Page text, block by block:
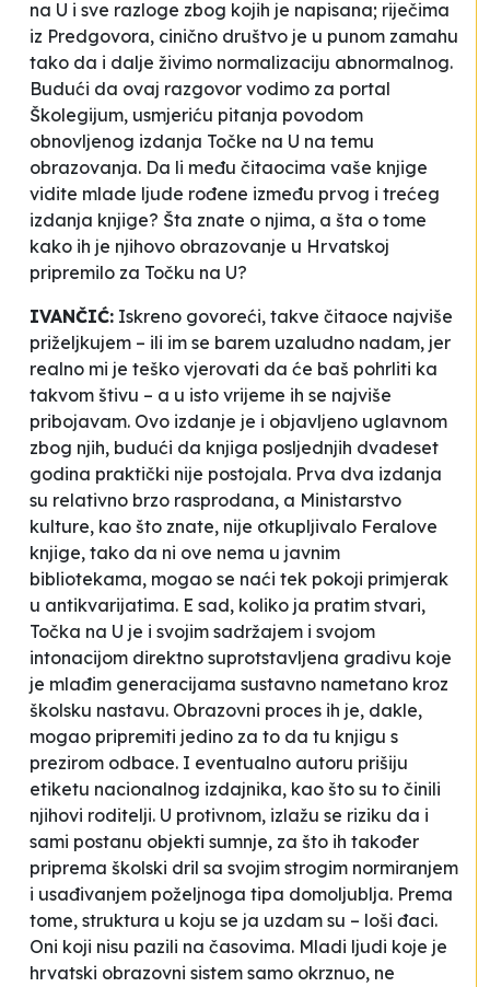
na U i sve razloge zbog kojih je napisana; riječima
iz Predgovora, cinično društvo je u punom zamahu
tako da i dalje živimo normalizaciju abnormalnog.
Budući da ovaj razgovor vodimo za portal
Školegijum, usmjeriću pitanja povodom
obnovljenog izdanja Točke na U na temu
obrazovanja. Da li među čitaocima vaše knjige
vidite mlade ljude rođene između prvog i trećeg
izdanja knjige? Šta znate o njima, a šta o tome
kako ih je njihovo obrazovanje u Hrvatskoj
pripremilo za Točku na U?
IVANČIĆ: Iskreno govoreći, takve čitaoce najviše
priželjkujem – ili im se barem uzaludno nadam, jer
realno mi je teško vjerovati da će baš pohrliti ka
takvom štivu – a u isto vrijeme ih se najviše
pribojavam. Ovo izdanje je i objavljeno uglavnom
zbog njih, budući da knjiga posljednjih dvadeset
godina praktički nije postojala. Prva dva izdanja
su relativno brzo rasprodana, a Ministarstvo
kulture, kao što znate, nije otkupljivalo Feralove
knjige, tako da ni ove nema u javnim
bibliotekama, mogao se naći tek pokoji primjerak
u antikvarijatima. E sad, koliko ja pratim stvari,
Točka na U je i svojim sadržajem i svojom
intonacijom direktno suprotstavljena gradivu koje
je mlađim generacijama sustavno nametano kroz
školsku nastavu. Obrazovni proces ih je, dakle,
mogao pripremiti jedino za to da tu knjigu s
prezirom odbace. I eventualno autoru prišiju
etiketu nacionalnog izdajnika, kao što su to činili
njihovi roditelji. U protivnom, izlažu se riziku da i
sami postanu objekti sumnje, za što ih također
priprema školski dril sa svojim strogim normiranjem
i usađivanjem poželjnoga tipa domoljublja. Prema
tome, struktura u koju se ja uzdam su – loši đaci.
Oni koji nisu pazili na časovima. Mladi ljudi koje je
hrvatski obrazovni sistem samo okrznuo, ne